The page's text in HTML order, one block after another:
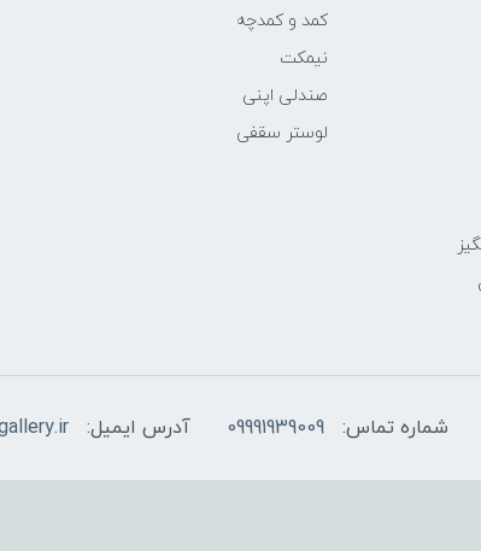
کمد و کمدچه
نیمکت
صندلی اپنی
لوستر سقفی
شماره تماس: 09991939009 آدرس ایمیل: